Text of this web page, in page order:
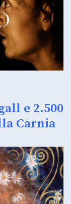
e 2.500
Carnia